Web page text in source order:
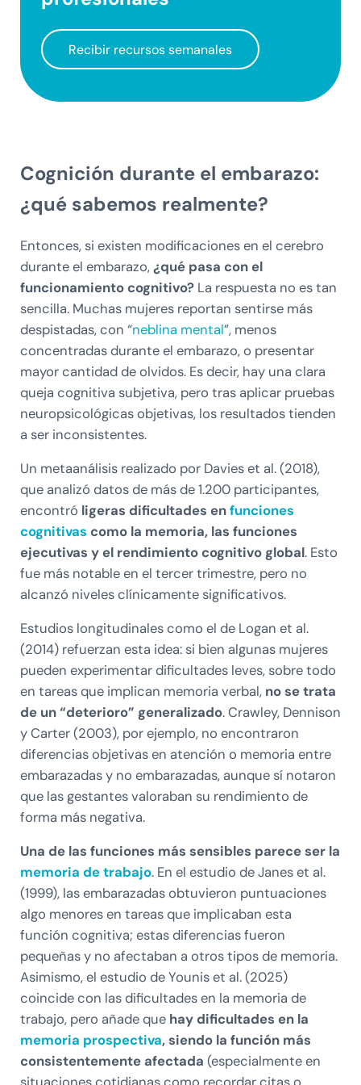
Recibir recursos semanales
Cognición durante el embarazo:
¿qué sabemos realmente?
Entonces, si existen modificaciones en el cerebro
durante el embarazo,¿qué pasa con el
funcionamiento cognitivo?La respuesta no es tan
sencilla. Muchas mujeres reportan sentirse más
despistadas, con “neblina mental”, menos
concentradas durante el embarazo, o presentar
mayor cantidad de olvidos. Es decir, hay una clara
queja cognitiva subjetiva, pero tras aplicar pruebas
neuropsicológicas objetivas, los resultados tienden
a ser inconsistentes.
Un metaanálisis realizado por Davies et al. (2018),
que analizó datos de más de 1.200 participantes,
encontró ligeras dificultades enfunciones
cognitivas como la memoria, las funciones
ejecutivas y el rendimiento cognitivo global. Esto
fue más notable en el tercer trimestre, pero no
alcanzó niveles clínicamente significativos.
Estudios longitudinales como el de Logan et al.
(2014) refuerzan esta idea: si bien algunas mujeres
pueden experimentar dificultades leves, sobre todo
en tareas que implican memoria verbal, no se trata
de un “deterioro” generalizado. Crawley, Dennison
y Carter (2003), por ejemplo, no encontraron
diferencias objetivas en atención o memoria entre
embarazadas y no embarazadas, aunque sí notaron
que las gestantes valoraban su rendimiento de
forma más negativa.
Una de las funciones más sensibles parece ser la
memoria de trabajo. En el estudio de Janes et al.
(1999), las embarazadas obtuvieron puntuaciones
algo menores en tareas que implicaban esta
función cognitiva; estas diferencias fueron
pequeñas y no afectaban a otros tipos de memoria.
Asimismo, el estudio de Younis et al. (2025)
coincide con las dificultades en la memoria de
trabajo, pero añade que hay dificultades en la
memoria prospectiva, siendo la función más
consistentemente afectada (especialmente en